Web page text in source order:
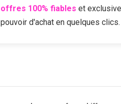
offres 100% fiables et
pouvoir d'achat en quelques clics.